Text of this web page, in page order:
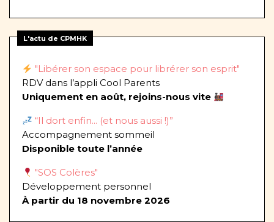
L'actu de CPMHK
"Libérer son espace pour librérer son esprit"
RDV dans l’appli Cool Parents
Uniquement en août, rejoins-nous vite
“Il dort enfin... (et nous aussi !)”
Accompagnement sommeil
Disponible toute l’année
"SOS Colères"
Développement personnel
À partir du 18 novembre 2026